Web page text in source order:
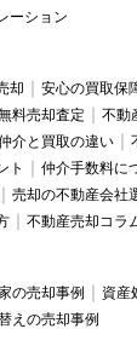
ーション
却 安心の買取保
料売却査定 不動
介と買取の違い
ト
仲介手数料に
売却の不動産会社
不動産売却コラ
の売却事例
資産
えの売却事例